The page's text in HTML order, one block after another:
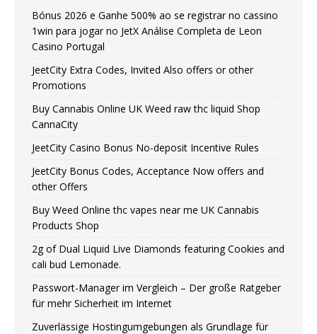
Bónus 2026 e Ganhe 500% ao se registrar no cassino
1win para jogar no JetX Análise Completa de Leon
Casino Portugal
JeetCity Extra Codes, Invited Also offers or other
Promotions
Buy Cannabis Online UK Weed raw thc liquid Shop
CannaCity
JeetCity Casino Bonus No-deposit Incentive Rules
JeetCity Bonus Codes, Acceptance Now offers and
other Offers
Buy Weed Online thc vapes near me UK Сannabis
Products Shop
2g of Dual Liquid Live Diamonds featuring Cookies and
cali bud Lemonade.
Passwort-Manager im Vergleich – Der große Ratgeber
für mehr Sicherheit im Internet
Zuverlässige Hostingumgebungen als Grundlage für